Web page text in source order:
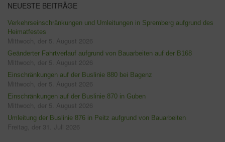
NEUESTE BEITRÄGE
Verkehrseinschränkungen und Umleitungen in Spremberg aufgrund des
Heimatfestes
Mittwoch, der 5. August 2026
Geänderter Fahrtverlauf aufgrund von Bauarbeiten auf der B168
Mittwoch, der 5. August 2026
Einschränkungen auf der Buslinie 880 bei Bagenz
Mittwoch, der 5. August 2026
Einschränkungen auf der Buslinie 870 in Guben
Mittwoch, der 5. August 2026
Umleitung der Buslinie 876 in Peitz aufgrund von Bauarbeiten
Freitag, der 31. Juli 2026